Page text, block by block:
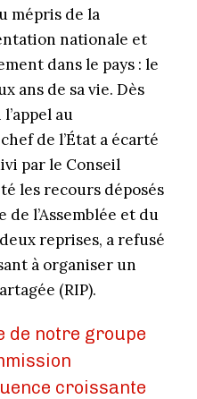
mépris de la
nationale et
dans le pays : le
ans de sa vie. Dès
au
de l’État a écarté
par le Conseil
les recours déposés
de l’Assemblée et du
reprises, a refusé
à organiser un
(RIP).
de notre groupe
croissante